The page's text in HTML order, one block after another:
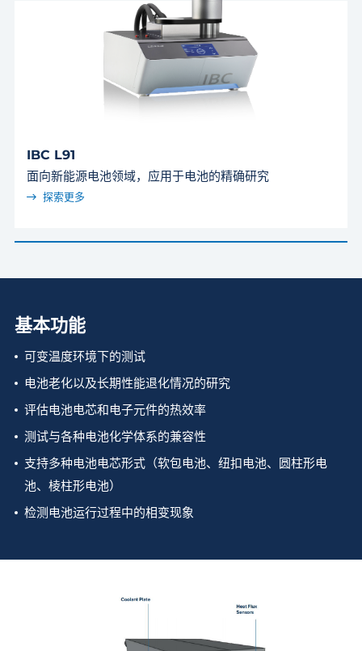
IBC L91
面向新能源电池领域，应用于电池的精确研究
探索更多
基本功能
可变温度环境下的测试
电池老化以及长期性能退化情况的研究
评估电池电芯和电子元件的热效率
测试与各种电池化学体系的兼容性
支持多种电池电芯形式（软包电池、纽扣电池、圆柱形电
池、棱柱形电池）
检测电池运行过程中的相变现象